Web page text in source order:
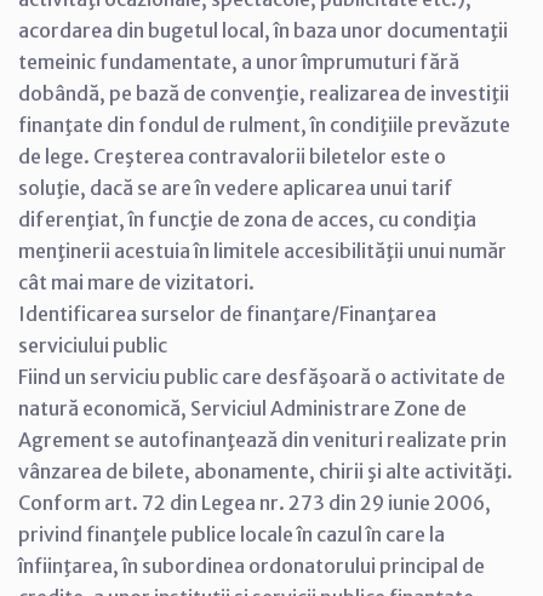
acordarea din bugetul local, în baza unor documentaţii
temeinic fundamentate, a unor împrumuturi fără
dobândă, pe bază de convenţie, realizarea de investiţii
finanţate din fondul de rulment, în condiţiile prevăzute
de lege. Creşterea contravalorii biletelor este o
soluţie, dacă se are în vedere aplicarea unui tarif
diferenţiat, în funcţie de zona de acces, cu condiţia
menţinerii acestuia în limitele accesibilităţii unui număr
cât mai mare de vizitatori.
Identificarea surselor de finanţare/Finanţarea
serviciului public
Fiind un serviciu public care desfăşoară o activitate de
natură economică, Serviciul Administrare Zone de
Agrement se autofinanţează din venituri realizate prin
vânzarea de bilete, abonamente, chirii şi alte activităţi.
Conform art. 72 din Legea nr. 273 din 29 iunie 2006,
privind finanţele publice locale în cazul în care la
înfiinţarea, în subordinea ordonatorului principal de